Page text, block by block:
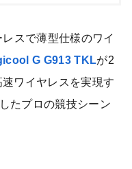
スで薄型仕様のワイ
G G913 TKLが2
ワイヤレスを実現す
たプロの競技シーン